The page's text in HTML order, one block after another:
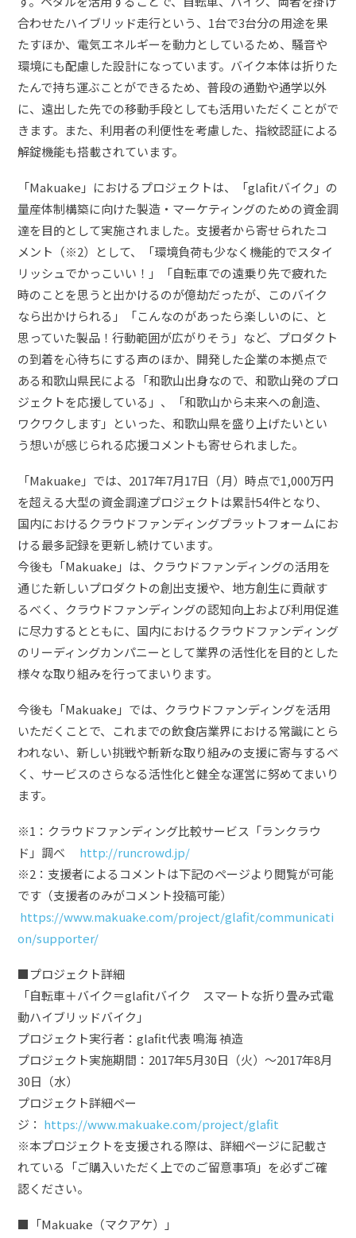
合わせたハイブリッド走行という、1台で3台分の用途を果
たすほか、電気エネルギーを動力としているため、騒音や
環境にも配慮した設計になっています。バイク本体は折りた
たんで持ち運ぶことができるため、普段の通勤や通学以外
に、遠出した先での移動手段としても活用いただくことがで
きます。また、利用者の利便性を考慮した、指紋認証による
解錠機能も搭載されています。
「Makuake」におけるプロジェクトは、「glafitバイク」の
量産体制構築に向けた製造・マーケティングのための資金調
達を目的として実施されました。支援者から寄せられたコ
メント（※2）として、「環境負荷も少なく機能的でスタイ
リッシュでかっこいい！」「自転車での遠乗り先で疲れた
時のことを思うと出かけるのが億劫だったが、このバイク
なら出かけられる」「こんなのがあったら楽しいのに、と
思っていた製品！行動範囲が広がりそう」など、プロダクト
の到着を心待ちにする声のほか、開発した企業の本拠点で
ある和歌山県民による「和歌山出身なので、和歌山発のプロ
ジェクトを応援している」、「和歌山から未来への創造、
ワクワクします」といった、和歌山県を盛り上げたいとい
う想いが感じられる応援コメントも寄せられました。
「Makuake」では、2017年7月17日（月）時点で1,000万円
を超える大型の資金調達プロジェクトは累計54件となり、
国内におけるクラウドファンディングプラットフォームにお
ける最多記録を更新し続けています。
今後も「Makuake」は、クラウドファンディングの活用を
通じた新しいプロダクトの創出支援や、地方創生に貢献す
るべく、クラウドファンディングの認知向上および利用促進
に尽力するとともに、国内におけるクラウドファンディング
のリーディングカンパニーとして業界の活性化を目的とした
様々な取り組みを行ってまいります。
今後も「Makuake」では、クラウドファンディングを活用
いただくことで、これまでの飲食店業界における常識にとら
われない、新しい挑戦や斬新な取り組みの支援に寄与するべ
く、サービスのさらなる活性化と健全な運営に努めてまいり
ます。
※1：クラウドファンディング比較サービス「ランクラウ
ド」調べ http://runcrowd.jp/
※2：支援者によるコメントは下記のページより閲覧が可能
です（支援者のみがコメント投稿可能）
https://www.makuake.com/project/glafit/communicati
on/supporter/
■プロジェクト詳細
「自転車＋バイク＝glafitバイク スマートな折り畳み式電
動ハイブリッドバイク」
プロジェクト実行者：glafit代表 鳴海 禎造
プロジェクト実施期間：2017年5月30日（火）〜2017年8月
30日（水）
プロジェクト詳細ペー
ジ： https://www.makuake.com/project/glafit
※本プロジェクトを支援される際は、詳細ページに記載さ
れている「ご購入いただく上でのご留意事項」を必ずご確
認ください。
■「Makuake（マクアケ）」